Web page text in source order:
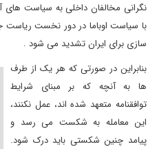
نگرانی مخالفان داخلی به سیاست های
با سیاست اوباما در دور نخست
سازی برای ایران تشدید می شود .
بنابراین در صورتی که هر یک از طرف
ها به آنچه که بر مبنای شرایط
توافقنامه متعهد شده اند، عمل نکنند،
این معامله به شکست می رسد و
پیامد چنین شکستی باید درک شود.